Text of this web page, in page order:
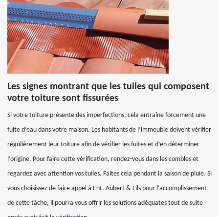
Les signes montrant que les tuiles qui composent
votre toiture sont fissurées
Si votre toiture présente des imperfections, cela entraîne forcement une
fuite d’eau dans votre maison. Les habitants de l’immeuble doivent vérifier
régulièrement leur toiture afin de vérifier les fuites et d’en déterminer
l’origine. Pour faire cette vérification, rendez-vous dans les combles et
regardez avec attention vos tuiles. Faites cela pendant la saison de pluie. Si
vous choisissez de faire appel à Ent. Aubert & Fils pour l’accomplissement
de cette tâche, il pourra vous offrir les solutions adéquates tout de suite